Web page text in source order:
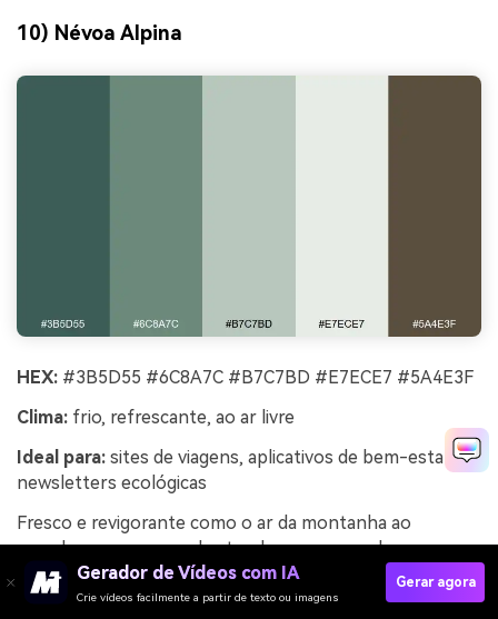
10) Névoa Alpina
HEX: #3B5D55 #6C8A7C #B7C7BD #E7ECE7 #5A4E3F
Clima: frio, refrescante, ao ar livre
Ideal para: sites de viagens, aplicativos de bem-estar,
newsletters ecológicas
Fresco e revigorante como o ar da montanha ao
amanhecer, esses verdes tendem para o azul-
acinzentado, criando uma sensação nítida. O neutro
menta claro é ideal para fundos amplos e páginas com
Gerador de Vídeos com IA
Crie vídeos facilmente a partir de texto ou imagens
Gerar agora